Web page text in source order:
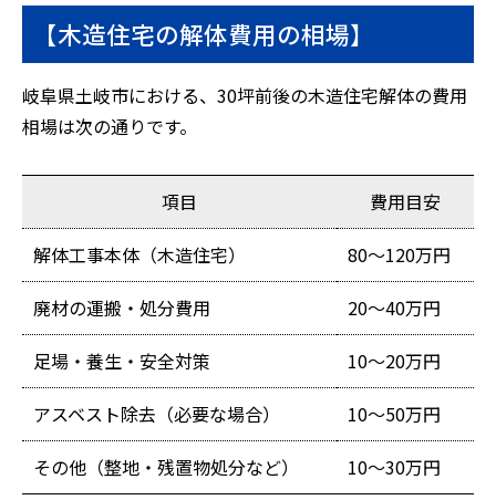
【木造住宅の解体費用の相場】
岐阜県土岐市における、30坪前後の木造住宅解体の費用
相場は次の通りです。
項目
費用目安
解体工事本体（木造住宅）
80〜120万円
廃材の運搬・処分費用
20〜40万円
足場・養生・安全対策
10〜20万円
アスベスト除去（必要な場合）
10〜50万円
その他（整地・残置物処分など）
10〜30万円